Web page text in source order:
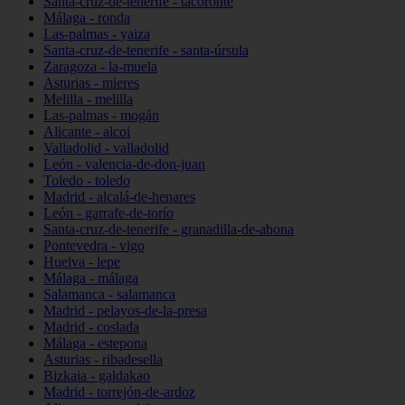
Málaga - ronda
Las-palmas - yaiza
Santa-cruz-de-tenerife - santa-úrsula
Zaragoza - la-muela
Asturias - mieres
Melilla - melilla
Las-palmas - mogán
Alicante - alcoi
Valladolid - valladolid
León - valencia-de-don-juan
Toledo - toledo
Madrid - alcalá-de-henares
León - garrafe-de-torío
Santa-cruz-de-tenerife - granadilla-de-abona
Pontevedra - vigo
Huelva - lepe
Málaga - málaga
Salamanca - salamanca
Madrid - pelayos-de-la-presa
Madrid - coslada
Málaga - estepona
Asturias - ribadesella
Bizkaia - galdakao
Madrid - torrejón-de-ardoz